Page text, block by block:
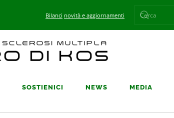
Bilanci novità e aggiornamenti
SOSTIENICI NEWS MEDIA